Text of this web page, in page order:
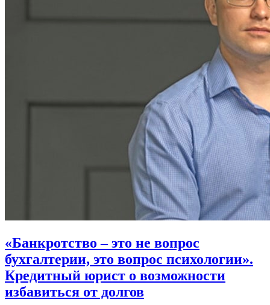
«Банкротство – это не вопрос
бухгалтерии, это вопрос психологии».
Кредитный юрист о возможности
избавиться от долгов